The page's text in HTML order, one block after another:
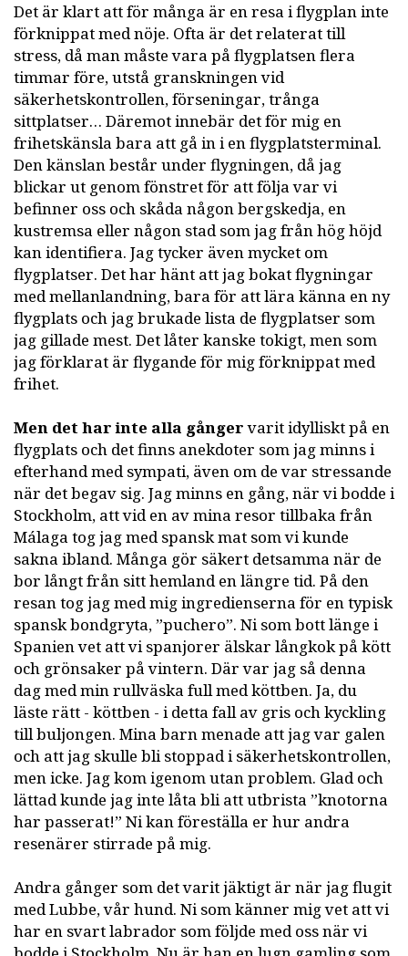
Det är klart att för många är en resa i flygplan inte
förknippat med nöje. Ofta är det relaterat till
stress, då man måste vara på flygplatsen flera
timmar före, utstå granskningen vid
säkerhetskontrollen, förseningar, trånga
sittplatser… Däremot innebär det för mig en
frihetskänsla bara att gå in i en flygplatsterminal.
Den känslan består under flygningen, då jag
blickar ut genom fönstret för att följa var vi
befinner oss och skåda någon bergskedja, en
kustremsa eller någon stad som jag från hög höjd
kan identifiera. Jag tycker även mycket om
flygplatser. Det har hänt att jag bokat flygningar
med mellanlandning, bara för att lära känna en ny
flygplats och jag brukade lista de flygplatser som
jag gillade mest. Det låter kanske tokigt, men som
jag förklarat är flygande för mig förknippat med
frihet.
Men det har inte alla gångervarit idylliskt på en
flygplats och det finns anekdoter som jag minns i
efterhand med sympati, även om de var stressande
när det begav sig. Jag minns en gång, när vi bodde i
Stockholm, att vid en av mina resor tillbaka från
Málaga tog jag med spansk mat som vi kunde
sakna ibland. Många gör säkert detsamma när de
bor långt från sitt hemland en längre tid. På den
resan tog jag med mig ingredienserna för en typisk
spansk bondgryta, ”puchero”. Ni som bott länge i
Spanien vet att vi spanjorer älskar långkok på kött
och grönsaker på vintern. Där var jag så denna
dag med min rullväska full med köttben. Ja, du
läste rätt - köttben - i detta fall av gris och kyckling
till buljongen. Mina barn menade att jag var galen
och att jag skulle bli stoppad i säkerhetskontrollen,
men icke. Jag kom igenom utan problem. Glad och
lättad kunde jag inte låta bli att utbrista ”knotorna
har passerat!” Ni kan föreställa er hur andra
resenärer stirrade på mig.
Andra gånger som det varit jäktigt är när jag flugit
med Lubbe, vår hund. Ni som känner mig vet att vi
har en svart labrador som följde med oss när vi